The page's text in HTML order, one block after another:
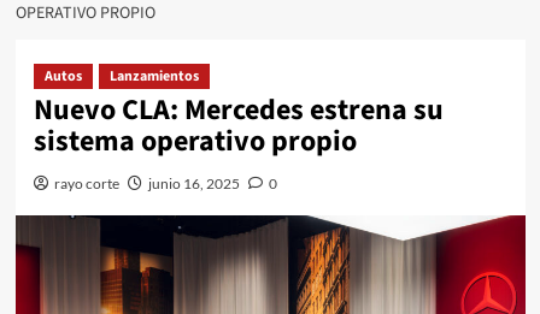
OPERATIVO PROPIO
Autos Lanzamientos
Nuevo CLA: Mercedes estrena su
sistema operativo propio
rayo corte junio 16, 2025 0